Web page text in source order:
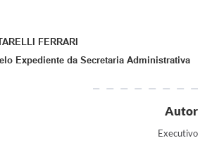
FERRARI
Expediente da Secretaria Administrativa
Autor
Executivo